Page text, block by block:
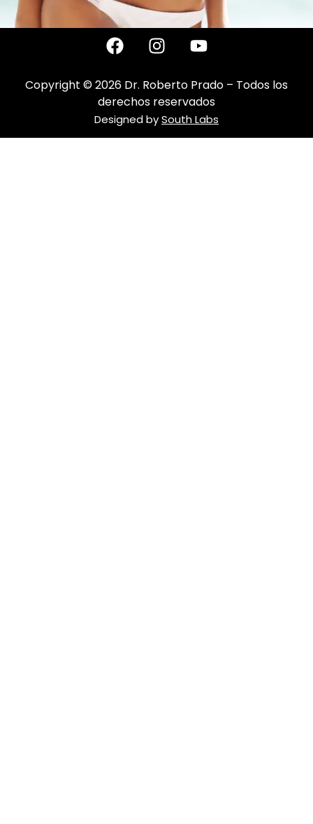
Copyright © 2026 Dr. Roberto Prado – Todos los
derechos reservados
Designed bySouth Labs